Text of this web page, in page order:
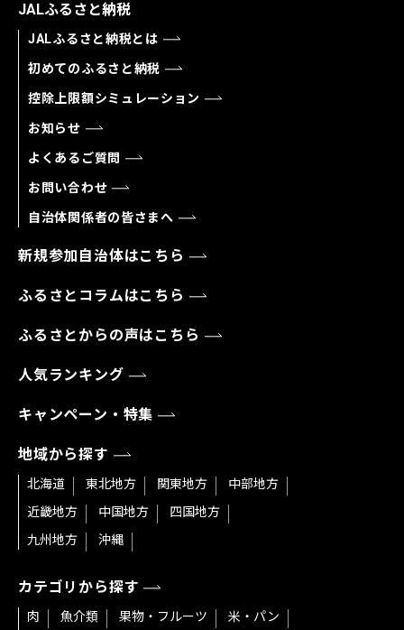
JALふるさと納税
JALふるさと納税とは
初めてのふるさと納税
控除上限額シミュレーション
お知らせ
よくあるご質問
お問い合わせ
自治体関係者の皆さまへ
新規参加自治体はこちら
ふるさとコラムはこちら
ふるさとからの声はこちら
人気ランキング
キャンペーン・特集
地域から探す
北海道 東北地方 関東地方
中部地方
近畿地方
中国地方
四国地方
九州地方
沖縄
カテゴリから探す
肉 魚介類 果物・フルーツ
米・パン